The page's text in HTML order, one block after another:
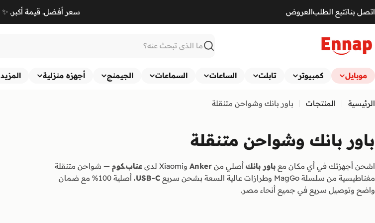
to
اتصل بناتتبع الطلبالعروض سعر أفضل. قيمة أكبر. ✨
بحث
موبايل كمبيوتر تابلت الساعات السماعات الجيمنج أجهزه منزلية المزيد
الرئيسية المنتجات باور بانك وشواحن متنقلة
ا
ل
ف
باور بانك وشواحن متنقلة
اشحن أجهزتك في أي مكان مع باور بانك أصلي من Anker وXiaomi لدى عناب.كوم — شواحن متنقلة
مغناطيسية من سلسلة MagGo وطرازات عالية السعة بشحن سريع
USB-C
، أصلية 100% مع ضمان
واضح وتوصيل سريع في جميع أنحاء مصر.